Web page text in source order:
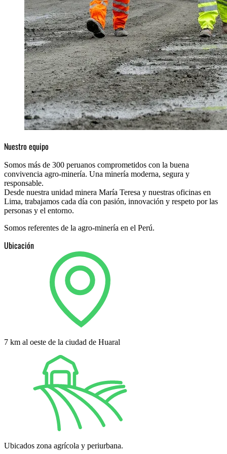
Nuestro equipo
Somos más de 300 peruanos comprometidos con la buena
convivencia agro-minería. Una minería moderna, segura y
responsable.
Desde nuestra unidad minera María Teresa y nuestras oficinas en
Lima, trabajamos cada día con pasión, innovación y respeto por las
personas y el entorno.
Somos referentes de la agro-minería en el Perú.
Ubicación
7 km al oeste de la ciudad de Huaral
Ubicados zona agrícola y periurbana.